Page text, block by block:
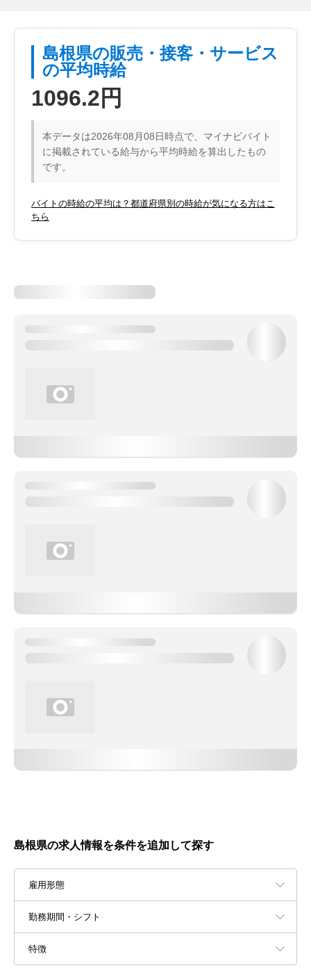
島根県の販売・接客・サービス
の平均時給
1096.2円
本データは2026年08月08日時点で、マイナビバイト
に掲載されている給与から平均時給を算出したもの
です。
バイトの時給の平均は？都道府県別の時給が気になる方はこ
ちら
島根県の求人情報を条件を追加して探す
雇用形態
勤務期間・シフト
特徴